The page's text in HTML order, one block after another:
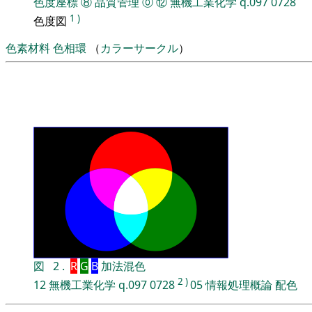
色度図 1 )
色素材料色相環 （カラーサークル）
図 2 . R G B 加法混色
12無機工業化学 q.0970728 2 )05情報処理概論配色